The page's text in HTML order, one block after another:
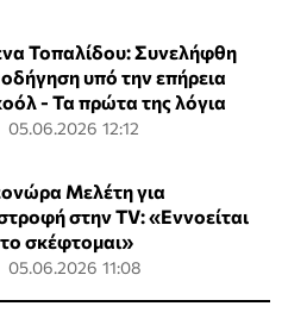
Τοπαλίδου: Συνελήφθη
οδήγηση υπό την επήρεια
- Τα πρώτα της λόγια
05.06.2026 12:12
Μελέτη για
στην TV: «Εννοείται
το σκέφτομαι»
05.06.2026 11:08